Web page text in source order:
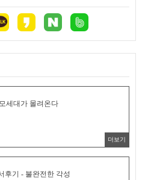
세대가 몰려온다
더보기
후기 - 불완전한 각성